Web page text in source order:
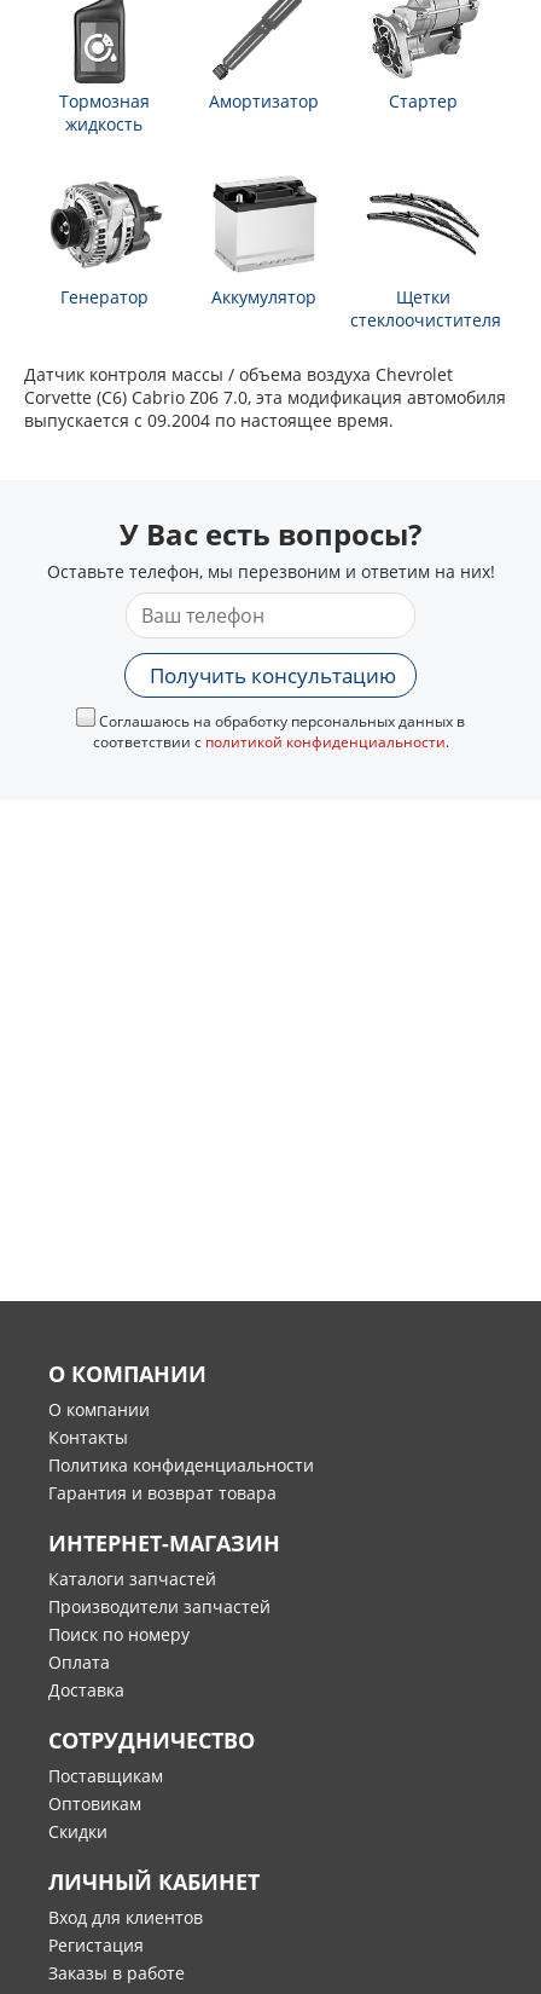
Тормозная
жидкость
Амортизатор Стартер
Генератор Аккумулятор
Щетки
стеклоочистителя
Датчик контроля массы / объема воздуха Chevrolet
Corvette (C6) Cabrio Z06 7.0, эта модификация автомобиля
выпускается с 09.2004 по настоящее время.
У Вас есть вопросы?
Оставьте телефон, мы перезвоним и ответим на них!
Получить консультацию
Соглашаюсь на обработку персональных данных в
соответствии с политикой конфиденциальности.
О КОМПАНИИ
О компании
Контакты
Политика конфиденциальности
Гарантия и возврат товара
ИНТЕРНЕТ-МАГАЗИН
Каталоги запчастей
Производители запчастей
Поиск по номеру
Оплата
Доставка
СОТРУДНИЧЕСТВО
Поставщикам
Оптовикам
Скидки
ЛИЧНЫЙ КАБИНЕТ
Вход для клиентов
Регистация
Заказы в работе